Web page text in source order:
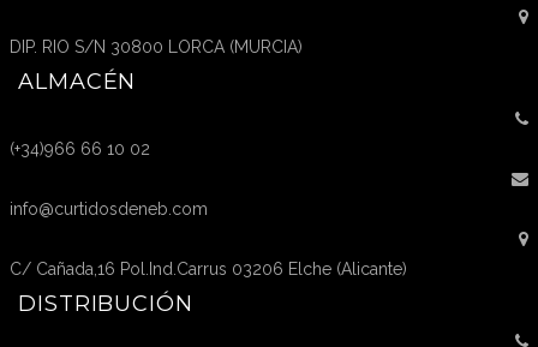
DIP. RIO S/N 30800 LORCA (MURCIA)
ALMACÉN
(+34)966 66 10 02
info@curtidosdeneb.com
C/ Cañada,16 Pol.Ind.Carrus 03206 Elche (Alicante)
DISTRIBUCIÓN